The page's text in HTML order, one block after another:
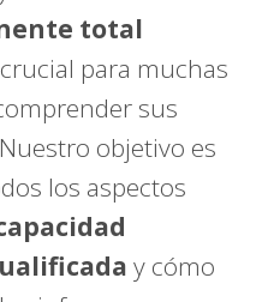
total
para muchas
sus
objetivo es
los aspectos
y cómo